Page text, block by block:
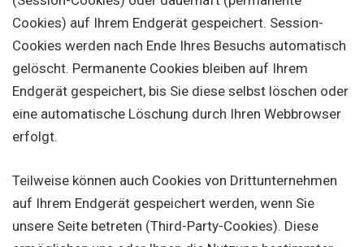
Cookies) auf Ihrem Endgerät gespeichert. Session-
Cookies werden nach Ende Ihres Besuchs automatisch
gelöscht. Permanente Cookies bleiben auf Ihrem
Endgerät gespeichert, bis Sie diese selbst löschen oder
eine automatische Löschung durch Ihren Webbrowser
erfolgt.
Teilweise können auch Cookies von Drittunternehmen
auf Ihrem Endgerät gespeichert werden, wenn Sie
unsere Seite betreten (Third-Party-Cookies). Diese